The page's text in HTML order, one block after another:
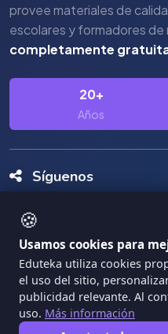
🍪
Usamos cookies para
Eduteka utiliza cookies
el uso del sitio,
publicidad relevante. Al
uso. Más información
provee materiales de
escolares y formadores de
completamente
20+
Años
Síguenos
Copyright Eduteka 2001-
Términos de